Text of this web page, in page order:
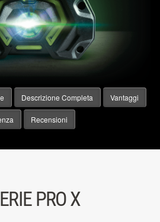
Descrizione Completa Vantaggi
Recensioni
PRO X